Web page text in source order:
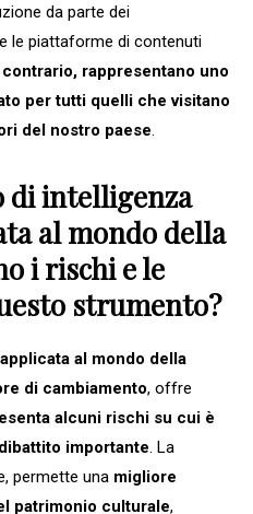
da parte dei
le piattaforme di contenuti
contrario, rappresentano uno
per tutti quelli che visitano
del nostro paese.
di intelligenza
al mondo della
i rischi e le
strumento?
al mondo della
di cambiamento, offre
alcuni rischi su cui è
importante. La
permette una migliore
patrimonio culturale,